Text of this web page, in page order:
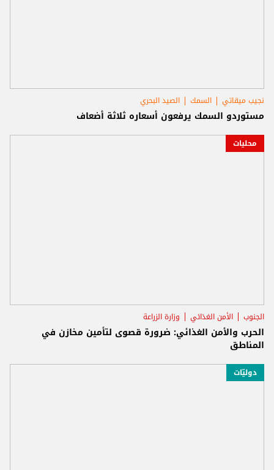
نجيب ميقاتي السمك الصيد البحري
مستوردو السمك يرفعون أسعاره ثلاثة أضعاف
محليات
الجنوب الأمن الغذائي وزارة الزراعة
الحرب والأمن الغذائي: ضرورة قصوى لتأمين مخازن في
المناطق
دوليّات